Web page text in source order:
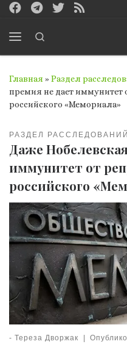
Перейти к содержимому
Главная » Раздел
премия не дает иммунитет
российского «Мемориала»
РАЗДЕЛ РАССЛЕДОВАНИЙ
Даже
иммунитет от
российского
- Тереза Дворжак |